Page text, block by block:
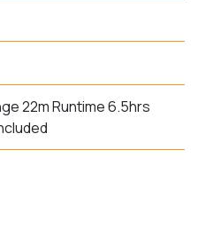
22m Runtime 6.5hrs